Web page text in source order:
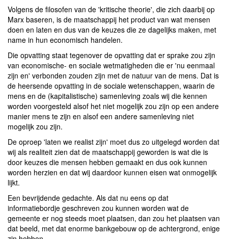
Volgens de filosofen van de 'kritische theorie', die zich daarbij op
Marx baseren, is de maatschappij het product van wat mensen
doen en laten en dus van de keuzes die ze dagelijks maken, met
name in hun economisch handelen.
Die opvatting staat tegenover de opvatting dat er sprake zou zijn
van economische- en sociale wetmatigheden die er 'nu eenmaal
zijn en' verbonden zouden zijn met de natuur van de mens. Dat is
de heersende opvatting in de sociale wetenschappen, waarin de
mens en de (kapitalistische) samenleving zoals wij die kennen
worden voorgesteld alsof het niet mogelijk zou zijn op een andere
manier mens te zijn en alsof een andere samenleving niet
mogelijk zou zijn.
De oproep 'laten we realist zijn' moet dus zo uitgelegd worden dat
wij als realiteit zien dat de maatschappij geworden is wat die is
door keuzes die mensen hebben gemaakt en dus ook kunnen
worden herzien en dat wij daardoor kunnen eisen wat onmogelijk
lijkt.
Een bevrijdende gedachte. Als dat nu eens op dat
informatiebordje geschreven zou kunnen worden wat de
gemeente er nog steeds moet plaatsen, dan zou het plaatsen van
dat beeld, met dat enorme bankgebouw op de achtergrond, enige